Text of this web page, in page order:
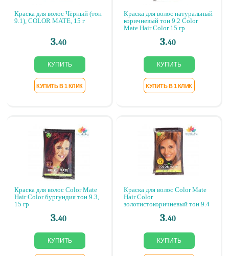
Краска для волос Чёрный (тон
9.1), COLOR MATE, 15 г
3.40
Краска для волос натуральный
коричневый тон 9.2 Color
Mate Hair Color 15 гр
3.40
Краска для волос Color Mate
Hair Color бургундия тон 9.3,
15 гр
3.40
Краска для волос Color Mate
Hair Color
золотистокоричневый тон 9.4
3.40